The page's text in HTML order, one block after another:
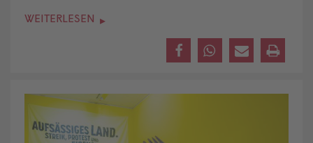
WEITERLESEN